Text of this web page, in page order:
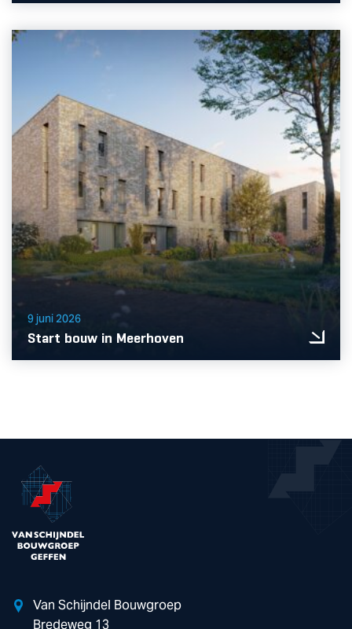
9 juni 2026
Start bouw in Meerhoven
Van Schijndel Bouwgroep